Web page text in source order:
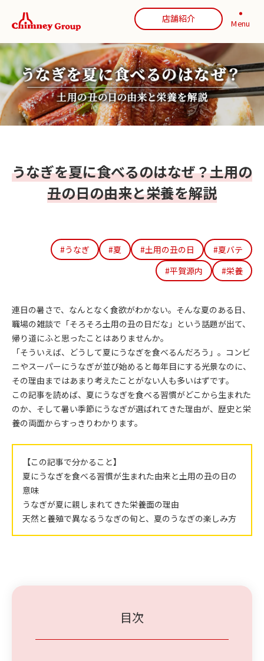
店舗紹介 Menu
うなぎを夏に食べるのはなぜ？土用の
丑の日の由来と栄養を解説
#うなぎ #夏 #土用の丑の日
#夏バテ
#平賀源内
#栄養
連日の暑さで、なんとなく食欲がわかない。そんな夏のある日、
職場の雑談で「そろそろ土用の丑の日だな」という話題が出て、
帰り道にふと思ったことはありませんか。
「そういえば、どうして夏にうなぎを食べるんだろう」。コンビ
ニやスーパーにうなぎが並び始めると毎年目にする光景なのに、
その理由まではあまり考えたことがない人も多いはずです。
この記事を読めば、夏にうなぎを食べる習慣がどこから生まれた
のか、そして暑い季節にうなぎが選ばれてきた理由が、歴史と栄
養の両面からすっきりわかります。
【この記事で分かること】
夏にうなぎを食べる習慣が生まれた由来と土用の丑の日の
意味
うなぎが夏に親しまれてきた栄養面の理由
天然と養殖で異なるうなぎの旬と、夏のうなぎの楽しみ方
目次